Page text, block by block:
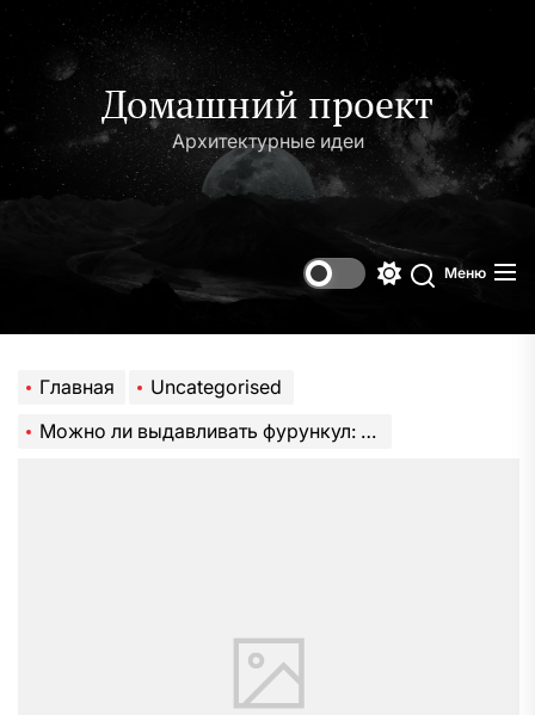
содержимому
Домашний проект
Архитектурные идеи
Поиск
Меню
Главная
Uncategorised
Можно ли выдавливать фурункул: правила процедуры